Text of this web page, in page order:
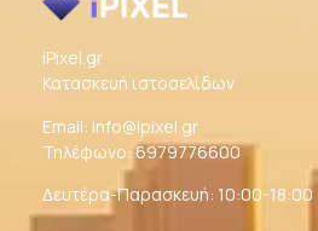
iPixel.gr
Κατασκευή ιστοσελίδων
Email: info@ipixel.gr
Τηλέφωνο:6979776600
Δευτέρα-Παρασκευή: 10:00-18:00